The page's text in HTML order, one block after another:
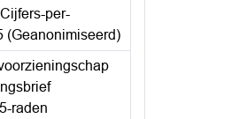
per-
(Geanonimiseerd)
raden